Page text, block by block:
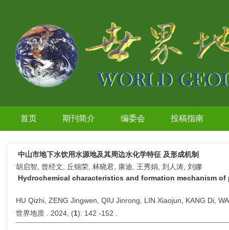
首页 期刊简介 编委会 投稿指南
中山市地下水饮用水源地及其周边水化学特征 及形成机制
胡启智, 曾经文, 丘锦荣, 林晓君, 康迪, 王秀娟, 刘人涛, 刘娜
Hydrochemical characteristics and formation mechanism
HU Qizhi, ZENG Jingwen, QIU Jinrong, LIN Xiaojun, KANG Di,
世界地质 . 2024, (1): 142 -152 .